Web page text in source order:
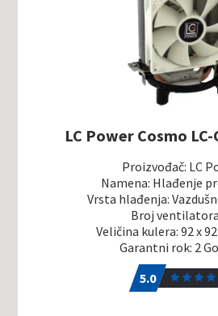
LC Power Cosmo LC-
Proizvođač: LC
Namena: Hlađenje
Vrsta hlađenja:
Broj
Veličina kulera: 92 x
Garantni rok: 2
5.0